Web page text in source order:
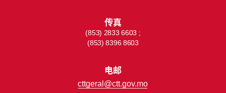
传真
(853) 2833 6603 ;
(853) 8396 8603
电邮
cttgeral@ctt.gov.mo